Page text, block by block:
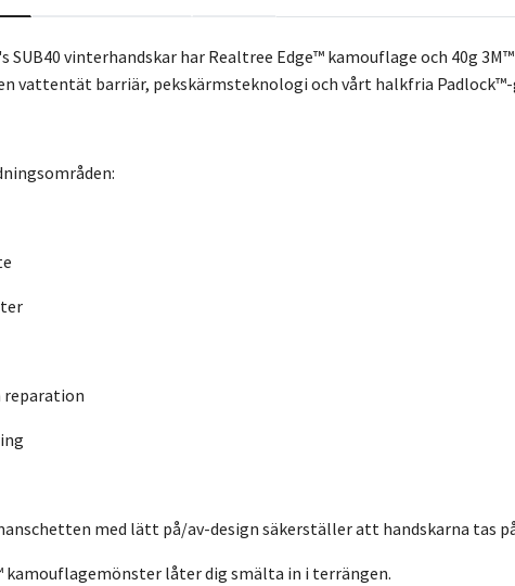
SUB40 vinterhandskar har Realtree Edge™ kamouflage och 40g
vattentät barriär, pekskärmsteknologi och vårt halkfria
reparation
med lätt på/av-design säkerställer att handskarna tas
kamouflagemönster låter dig smälta in i terrängen.